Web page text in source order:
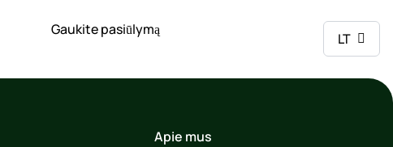
Gaukite pasiūlymą
LT
Apie mus